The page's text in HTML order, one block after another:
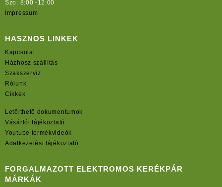
Szo: 8:00 -12:00
Impressum
HASZNOS LINKEK
Kapcsolat
Házhosz szállítás
Szakszerviz
Rólunk
Cikkek
Letölthető dokumentumok
Vásárlói tájékoztató
Youtube termékvideók
Adatkezelési tájékoztató
FORGALMAZOTT ELEKTROMOS KERÉKPÁR
MÁRKÁK